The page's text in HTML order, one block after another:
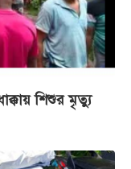
শিশুর মৃত্যু